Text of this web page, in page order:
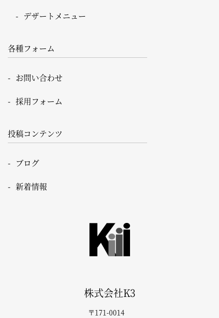
デザートメニュー
各種フォーム
お問い合わせ
採用フォーム
投稿コンテンツ
ブログ
新着情報
株式会社K3
〒171-0014